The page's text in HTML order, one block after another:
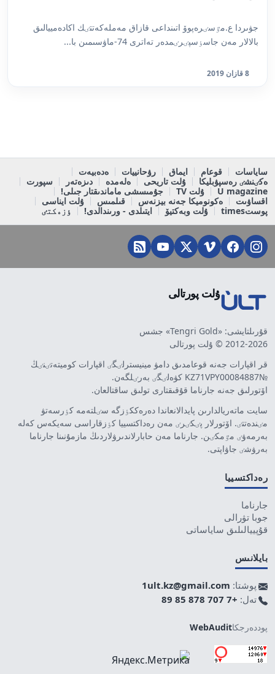
جۋىردا ع.مٷسٸرەپوۆ اتىنداعى قازاق مەملەكەتتٸك اكادەمييالىق
بالالار مەن جاسٶسپٸرٸمدەر تەاترى 74-ماۋسىمىن با...
8 قازان 2019
ساياسات قوعام ايماق رۋحانييات
ەدەبيەت
ەكٸنشٸ رەسپۋبليكا
ۇلت تاريحى ەلەمدە دىزەتەر
سپورت
U magazine
ۇلت TV
جۇمىسشى ماماندىقتار جىلى!
اقساۋىت
ەكونوميكا جەنە بيزنەس قىلمىس
ۇلت ايناسى
پوستtimes
ۇلت وبەكتيۆ ايتىلدى - ورىندالدى! ٶزەكتٸ
ۇلت پورتالى
قۇرىلتايشى: «Tengri Gold» جشس
2012-2026 © ۇلت پورتالى
قر اقپارات جەنە قوعامدىق دامۋ مينيسترلٸگٸ اقپارات كوميتەتٸنٸڭ
№KZ71VPY00084887 كۋەلٸگٸ بەرٸلگەن.
اۆتورلىق جەنە جارناما قۇقىقتارى تولىق ساقتالعان.
سايت ماتەريالدارىن پايدالانعاندا دەرەككٶزگە سٸلتەمە كٶرسەتۋ
مٸندەتتٸ. اۆتورلار پٸكٸرٸ مەن رەداكتسييا كٶزقاراسى سەيكەس كەلە
بەرمەۋٸ مٷمكٸن. جارناما مەن حابارلاندىرۋلاردىڭ مازمۇنىنا جارناما
بەرۋشٸ جاۋاپتى.
رەداكتسييا
جارناما
جوبا تۋرالى
قۇپييالىلىق ساياساتى
بايلانىس
پوشتا: 1ult.kz@gmail.com
تەل: +7 707 878 85 89
پوددەرجكاWebAudit